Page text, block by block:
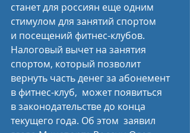
станет для россиян еще одним
стимулом для занятий спортом
и посещений фитнес-клубов.
Налоговый вычет на занятия
спортом, который позволит
вернуть часть денег за абонемент
в фитнес-клуб,  может появиться
в законодательстве до конца
текущего года. Об этом  заявил